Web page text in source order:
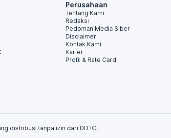
Perusahaan
Tentang Kami
Redaksi
Pedoman Media Siber
Disclaimer
Kontak Kami
Karier
Profil & Rate Card
distribusi tanpa izin dari DDTC.